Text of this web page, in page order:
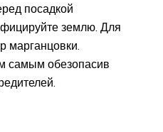
посадкой
землю. Для
марганцовки.
самым обезопасив